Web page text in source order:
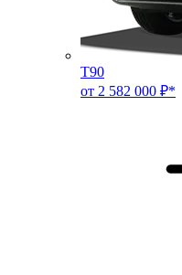
T90
от 2 582 000 ₽*